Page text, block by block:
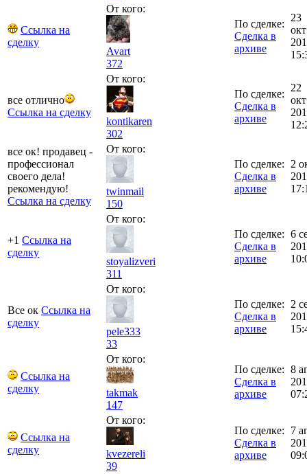
Ссылка на
сделку
От кого:
Avart
372
По сделке:
Сделка в
архиве
23
окт
все отлично
Ссылка на сделку
От кого:
kontikaren
302
По сделке:
Сделка в
архиве
22
окт
все ок! продавец -
профессионал
своего дела!
рекомендую!
Ссылка на сделку
От кого:
twinmail
150
По сделке:
Сделка в
архиве
2
+1 Ссылка на
сделку
От кого:
stoyalizveri
311
По сделке:
Сделка в
архиве
6
Все ок Ссылка на
сделку
От кого:
pele333
33
По сделке:
Сделка в
архиве
2
Ссылка на
сделку
От кого:
takmak
147
По сделке:
Сделка в
архиве
8
Ссылка на
сделку
От кого:
kvezereli
39
По сделке:
Сделка в
архиве
7